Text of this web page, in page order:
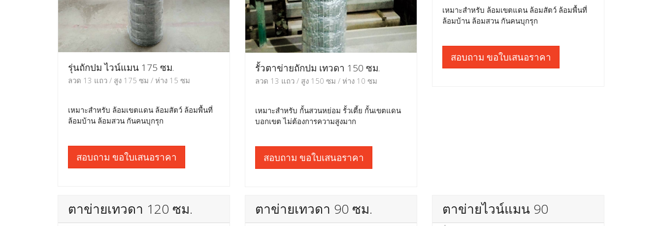
รุ่นถักปม ไวน์แมน 175 ซม.
ลวด 13 แถว / สูง 175 ซม / ห่าง 15 ซม
เหมาะสำหรับ ล้อมเขตแดน ล้อมสัตว์ ล้อมพื้นที่
ล้อมบ้าน ล้อมสวน กันคนบุกรุก
สอบถาม ขอใบเสนอราคา
รั้วตาข่ายถักปม เทวดา 150 ซม.
ลวด 13 แถว / สูง 150 ซม / ห่าง 10 ซม
เหมาะสำหรับ กั้นสวนหย่อม รั้วเตี้ย กั้นเขตแดน
บอกเขต ไม่ต้องการความสูงมาก
สอบถาม ขอใบเสนอราคา
เหมาะสำหรับ ล้อมเขตแดน ล้อมสัตว์ ล้อมพื้นที่
ล้อมบ้าน ล้อมสวน กันคนบุกรุก
สอบถาม ขอใบเสนอราคา
ตาข่ายเทวดา 120 ซม. ตาข่ายเทวดา 90 ซม. ตาข่ายไวน์แมน 90